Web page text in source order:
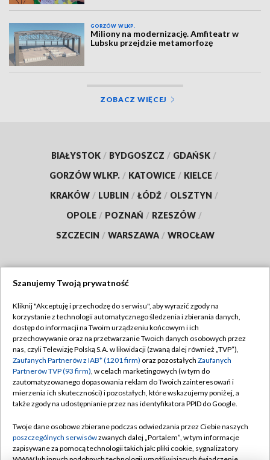
GORZÓW WLKP.
Miliony na modernizację. Amfiteatr w
Lubsku przejdzie metamorfozę
ZOBACZ WIĘCEJ
BIAŁYSTOK / BYDGOSZCZ / GDAŃSK /
GORZÓW WLKP. / KATOWICE / KIELCE /
KRAKÓW / LUBLIN / ŁÓDŹ / OLSZTYN /
OPOLE / POZNAŃ / RZESZÓW /
SZCZECIN / WARSZAWA / WROCŁAW
TVP
Abonament TVP
Emisja w TVP
Centrum informacji TVP
Naziemna Telewizja Cyfrowa
Rada Programowa
System NOS
Regulamin TVP
Polityka prywatności
Moje zgody
Pomoc
Kontakt
Szanujemy Twoją prywatność
Kliknij "Akceptuję i przechodzę do serwisu", aby wyrazić zgody na
korzystanie z technologii automatycznego śledzenia i zbierania danych,
dostęp do informacji na Twoim urządzeniu końcowym i ich
przechowywanie oraz na przetwarzanie Twoich danych osobowych przez
nas, czyli Telewizję Polską S.A. w likwidacji (zwaną dalej również „TVP”),
Zaufanych Partnerów z IAB* (1201 firm) oraz pozostałych Zaufanych
Partnerów TVP (93 firm), w celach marketingowych (w tym do
zautomatyzowanego dopasowania reklam do Twoich zainteresowań i
mierzenia ich skuteczności) i pozostałych, które wskazujemy poniżej, a
także zgody na udostępnianie przez nas identyfikatora PPID do Google.
Twoje dane osobowe zbierane podczas odwiedzania przez Ciebie naszych
poszczególnych serwisówzwanych dalej „Portalem”, w tym informacje
zapisywane za pomocą technologii takich jak: pliki cookie, sygnalizatory